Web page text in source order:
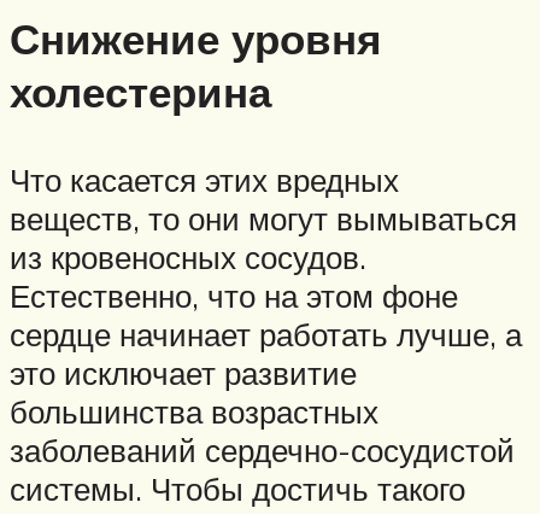
Снижение уровня
холестерина
Что касается этих вредных
веществ, то они могут вымываться
из кровеносных сосудов.
Естественно, что на этом фоне
сердце начинает работать лучше, а
это исключает развитие
большинства возрастных
заболеваний сердечно-сосудистой
системы. Чтобы достичь такого